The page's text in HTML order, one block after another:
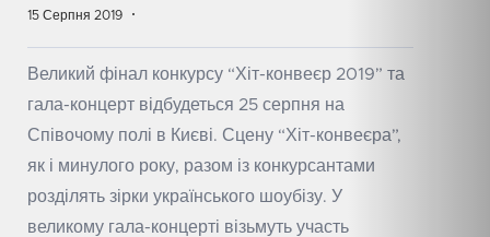
15 Серпня 2019
Великий фінал конкурсу “Хіт-конвеєр 2019” та
гала-концерт відбудеться 25 серпня на
Співочому полі в Києві. Сцену “Хіт-конвеєра”,
як і минулого року, разом із конкурсантами
розділять зірки українського шоубізу. У
великому гала-концерті візьмуть участь